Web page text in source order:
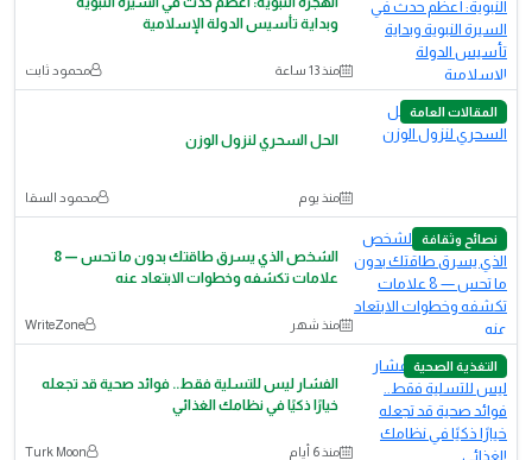
وبداية تأسيس الدولة الإسلامية
منذ 13 ساعة محمود ثابت
المقالات العامة
الحل السحري لنزول الوزن
منذ يوم محمود السقا
نصائح وثقافة
الشخص الذي يسرق طاقتك بدون ما تحس — 8
علامات تكشفه وخطوات الابتعاد عنه
منذ شهر WriteZone
التغذية الصحية
الفشار ليس للتسلية فقط.. فوائد صحية قد تجعله
خيارًا ذكيًا في نظامك الغذائي
منذ 6 أيام Turk Moon